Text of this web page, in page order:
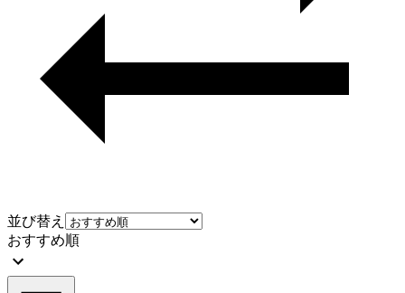
並び替え
おすすめ順